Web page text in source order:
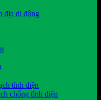
địa di động
tĩnh điện
chống tĩnh điện